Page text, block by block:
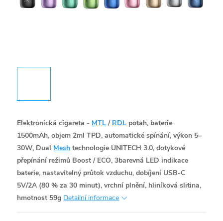
Elektronická cigareta - MTL / RDL potah, baterie
1500mAh, objem 2ml TPD, automatické spínání, výkon 5–
30W, Dual Mesh technologie UNITECH 3.0, dotykové
přepínání režimů Boost / ECO, 3barevná LED indikace
baterie, nastavitelný průtok vzduchu, dobíjení USB-C
5V/2A (80 % za 30 minut), vrchní plnění, hliníková slitina,
hmotnost 59g Detailní informace